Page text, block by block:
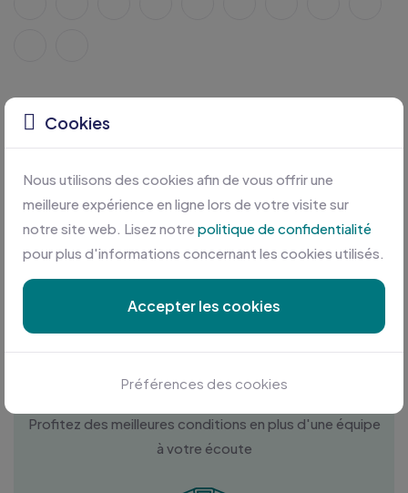
Tailles disponibles
Caractéristiques
Personnalisation sur mesure
Profitez des meilleures conditions en plus d'une équipe
à votre écoute
Cookies
Nous utilisons des cookies afin de vous offrir une
meilleure expérience en ligne lors de votre visite sur
notre site web. Lisez notre politique de confidentialité
pour plus d'informations concernant les cookies utilisés.
Accepter les cookies
Préférences des cookies